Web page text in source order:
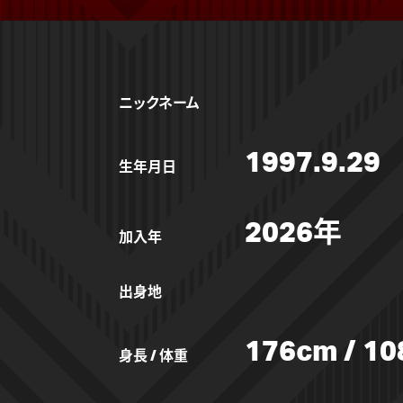
ニックネーム
生年月日 1997.9.29
加入年 2026年
出身地
身長 / 体重 176cm /